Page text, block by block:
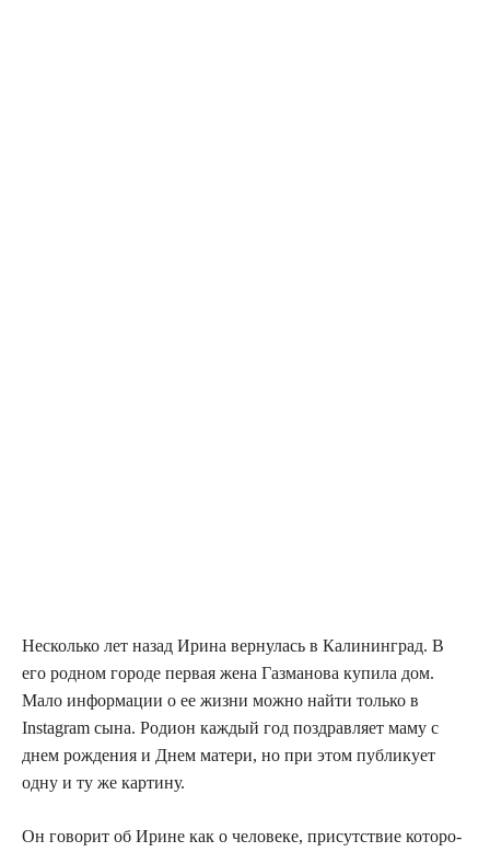
Несколь­ко лет назад Ири­на вер­ну­лась в Кали­нин­град. В
его род­ном горо­де пер­вая жена Газ­ма­но­ва купи­ла дом.
Мало инфор­ма­ции о ее жиз­ни мож­но най­ти толь­ко в
Instagram сына. Роди­он каж­дый год поздрав­ля­ет маму с
днем ​​рож­де­ния и Днем мате­ри, но при этом пуб­ли­ку­ет
одну и ту же картину.
Он гово­рит об Ирине как о чело­ве­ке, при­сут­ствие кото­ро­